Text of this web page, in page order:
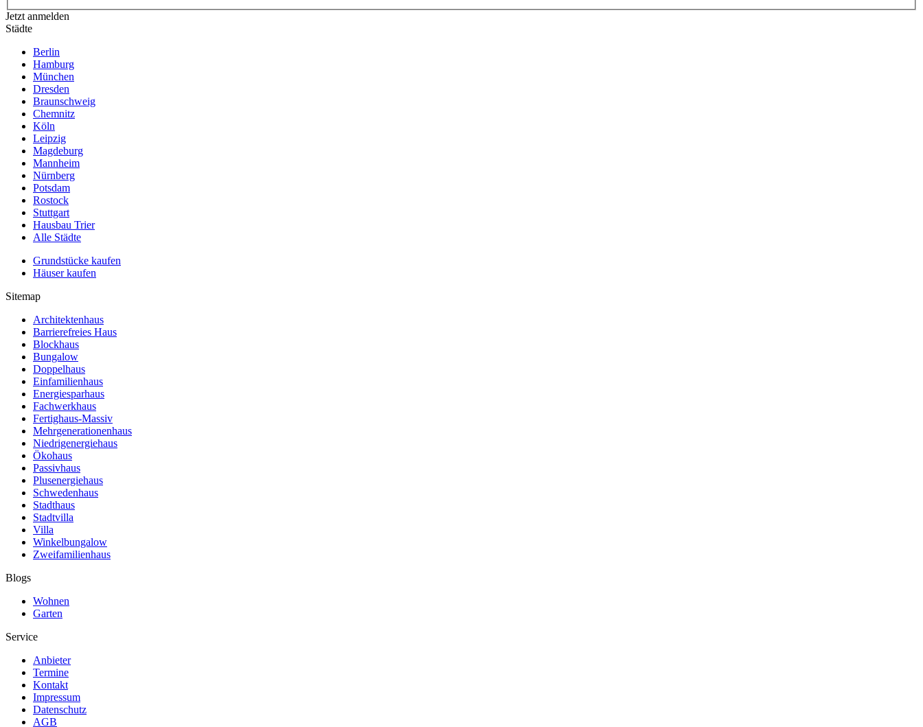
Jetzt anmelden
Städte
Berlin
Hamburg
München
Dresden
Braunschweig
Chemnitz
Köln
Leipzig
Magdeburg
Mannheim
Nürnberg
Potsdam
Rostock
Stuttgart
Hausbau Trier
Alle Städte
Grundstücke kaufen
Häuser kaufen
Sitemap
Architektenhaus
Barrierefreies Haus
Blockhaus
Bungalow
Doppelhaus
Einfamilienhaus
Energiesparhaus
Fachwerkhaus
Fertighaus-Massiv
Mehrgenerationenhaus
Niedrigenergiehaus
Ökohaus
Passivhaus
Plusenergiehaus
Schwedenhaus
Stadthaus
Stadtvilla
Villa
Winkelbungalow
Zweifamilienhaus
Blogs
Wohnen
Garten
Service
Anbieter
Termine
Kontakt
Impressum
Datenschutz
AGB